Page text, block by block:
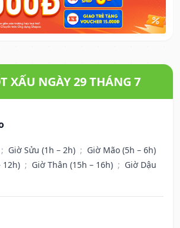
XẤU NGÀY 29 THÁNG 7
; Giờ Sửu (1h – 2h) ; Giờ Mão (5h – 6h)
12h) ; Giờ Thân (15h – 16h) ; Giờ Dậu